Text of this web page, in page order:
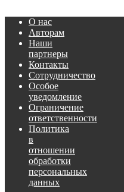
О нас
Авторам
Наши
партнеры
Контакты
Сотрудничество
Особое
уведомление
Ограничение
ответственности
Политика
в
отношении
обработки
персональных
данных